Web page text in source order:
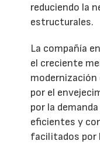
reduciendo la
estructurales.
La compañía
el creciente
modernización
por el
por la
eficientes y
facilitados por